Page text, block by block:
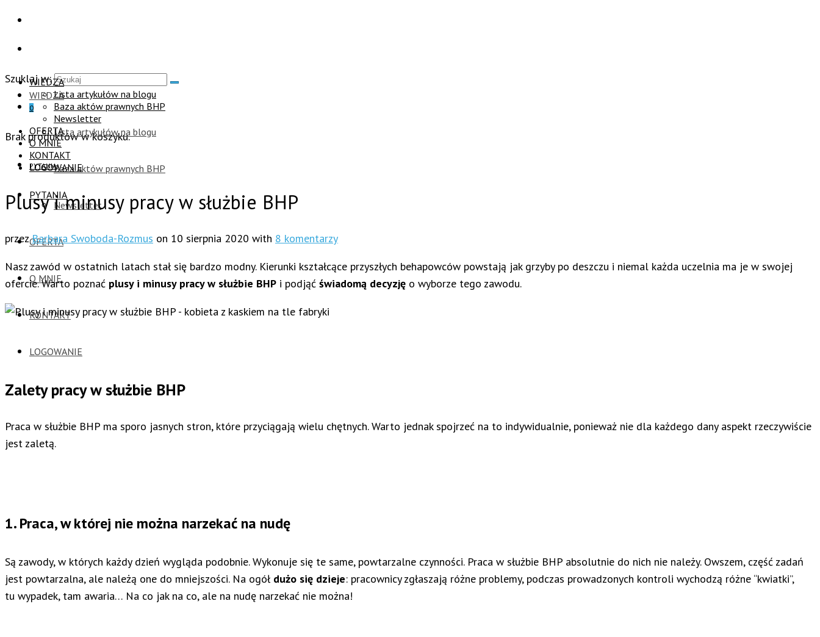
Szuklaj w:
0
Brak produktów w koszyku.
PYTANIA
PYTANIA
WIEDZA
Lista artykułów na blogu
Baza aktów prawnych BHP
Newsletter
OFERTA
O MNIE
KONTAKT
LOGOWANIE
WIEDZA
Lista artykułów na blogu
Baza aktów prawnych BHP
Newsletter
OFERTA
O MNIE
KONTAKT
LOGOWANIE
Plusy i minusy pracy w służbie BHP
przezBarbara Swoboda-Rozmus on 10 sierpnia 2020 with 8 komentarzy
Nasz zawód w ostatnich latach stał się bardzo modny. Kierunki kształcące przyszłych behapowców powstają jak grzyby po deszczu i niemal każda uczelnia ma je w swojej
ofercie. Warto poznać plusy i minusy pracy w służbie BHP i podjąć świadomą decyzję o wyborze tego zawodu.
Zalety pracy w służbie BHP
Praca w służbie BHP ma sporo jasnych stron, które przyciągają wielu chętnych. Warto jednak spojrzeć na to indywidualnie, ponieważ nie dla każdego dany aspekt rzeczywiście
jest zaletą.
1. Praca, w której nie można narzekać na nudę
Są zawody, w których każdy dzień wygląda podobnie. Wykonuje się te same, powtarzalne czynności. Praca w służbie BHP absolutnie do nich nie należy. Owszem, część zadań
jest powtarzalna, ale należą one do mniejszości. Na ogół dużo się dzieje: pracownicy zgłaszają różne problemy, podczas prowadzonych kontroli wychodzą różne “kwiatki”,
tu wypadek, tam awaria… Na co jak na co, ale na nudę narzekać nie można!